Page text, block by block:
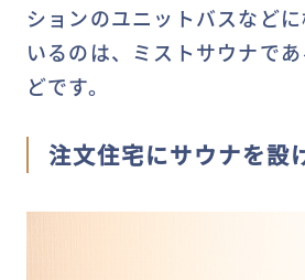
ションのユニットバスなど
いるのは、ミストサウナで
どです。
注文住宅にサウナを設